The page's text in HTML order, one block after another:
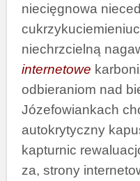
niecięgnowa
niechrzcielną
internetowe
odbieraniom nad
Józefowiankach
autokrytyczny
kapturnic
za, strony